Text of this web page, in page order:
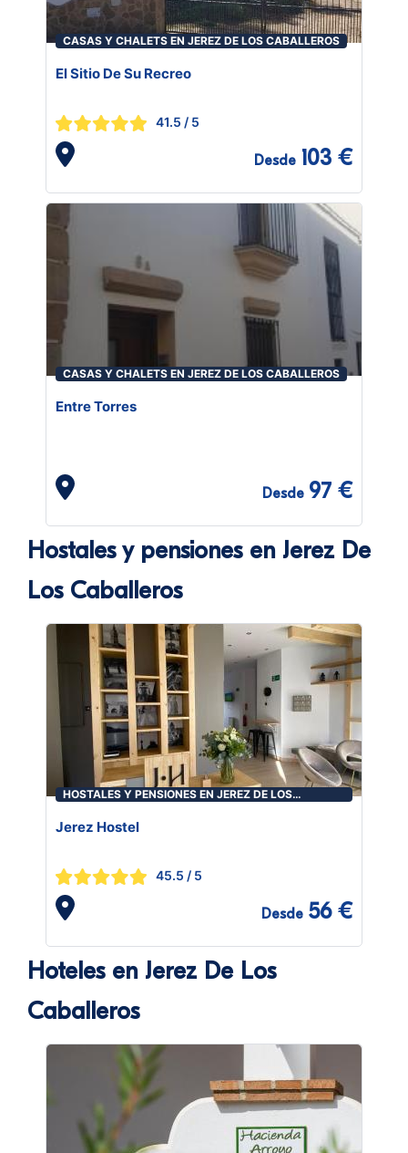
CASAS Y CHALETS EN JEREZ DE LOS CABALLEROS
El Sitio De Su Recreo
41.5 / 5
Desde 103 €
CASAS Y CHALETS EN JEREZ DE LOS CABALLEROS
Entre Torres
Desde 97 €
Hostales y pensiones en Jerez De
Los Caballeros
HOSTALES Y PENSIONES EN JEREZ DE LOS
Jerez Hostel
45.5 / 5
Desde 56 €
Hoteles en Jerez De Los
Caballeros